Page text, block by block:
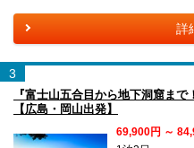
詳
3
『富士山五合目から地下洞窟ま
【広島・岡山出発】
69,900円 ～